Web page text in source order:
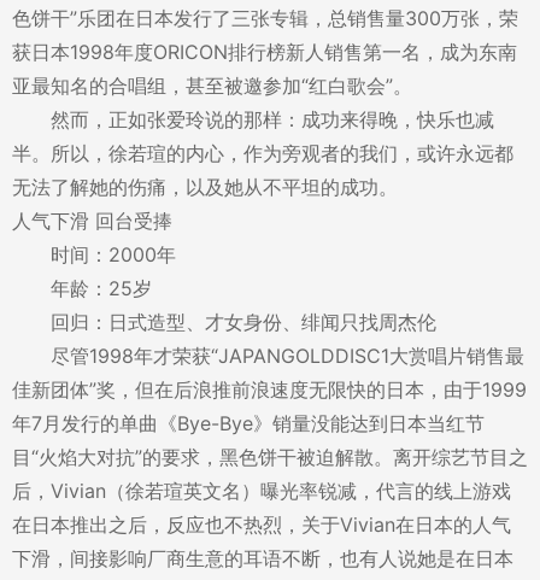
色饼干”乐团在日本发行了三张专辑，总销售量300万张，荣
获日本1998年度ORICON排行榜新人销售第一名，成为东南
亚最知名的合唱组，甚至被邀参加“红白歌会”。
然而，正如张爱玲说的那样：成功来得晚，快乐也减
半。所以，徐若瑄的内心，作为旁观者的我们，或许永远都
无法了解她的伤痛，以及她从不平坦的成功。
人气下滑 回台受捧
时间：2000年
年龄：25岁
回归：日式造型、才女身份、绯闻只找周杰伦
尽管1998年才荣获“JAPANGOLDDISC1大赏唱片销售最
佳新团体”奖，但在后浪推前浪速度无限快的日本，由于1999
年7月发行的单曲《Bye-Bye》销量没能达到日本当红节
目“火焰大对抗”的要求，黑色饼干被迫解散。离开综艺节目之
后，Vivian（徐若瑄英文名）曝光率锐减，代言的线上游戏
在日本推出之后，反应也不热烈，关于Vivian在日本的人气
下滑，间接影响厂商生意的耳语不断，也有人说她是在日本